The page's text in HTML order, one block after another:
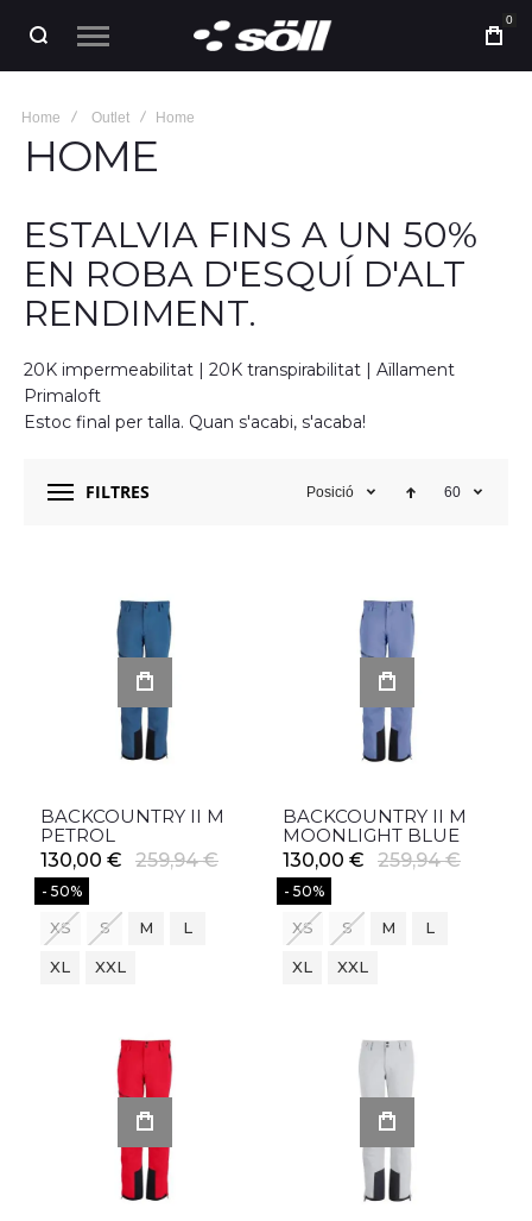
0
Home Outlet Home
HOME
ESTALVIA FINS A UN 50%
EN ROBA D'ESQUÍ D'ALT
RENDIMENT.
20K impermeabilitat | 20K transpirabilitat | Aïllament
Primaloft
Estoc final per talla. Quan s'acabi, s'acaba!
FILTRES Posició 60
BACKCOUNTRY II M
PETROL
130,00 €
259,94 €
- 50%
XS S M L
XL XXL
BACKCOUNTRY II M
MOONLIGHT BLUE
130,00 €
259,94 €
- 50%
XS S M L
XL XXL